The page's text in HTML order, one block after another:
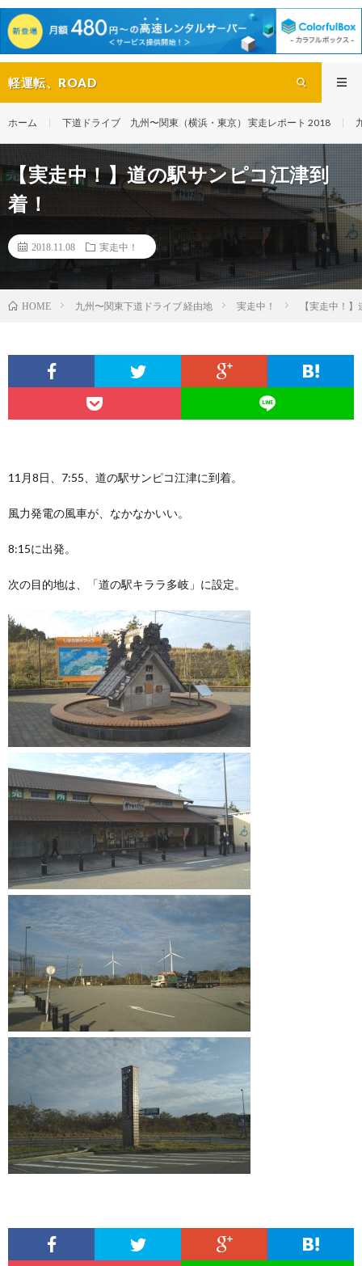
軽運転、ROAD
ホーム 下道ドライブ 九州〜関東（横浜・東京） 実走レポート 2018
【実走中！】道の駅サンピコ江津到
着！
2018.11.08 実走中！
HOME 九州〜関東下道ドライブ 経由地 実走中！ 【実走中！
11月8日、7:55、道の駅サンピコ江津に到着。
風力発電の風車が、なかなかいい。
8:15に出発。
次の目的地は、「道の駅キララ多岐」に設定。